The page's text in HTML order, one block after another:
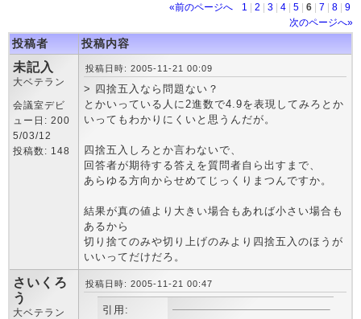
«前のページへ 1 2 3 4 5 6 7 8
9
次のページへ»
投稿者 投稿内容
未記入
大ベテラン
会議室デビ
ュー日: 200
5/03/12
投稿数: 148
投稿日時: 2005-11-21 00:09
> 四捨五入なら問題ない？
とかいっている人に2進数で4.9を表現してみろとか
いってもわかりにくいと思うんだが。
四捨五入しろとか言わないで、
回答者が期待する答えを質問者自ら出すまで、
あらゆる方向からせめてじっくりまつんですか。
結果が真の値より大きい場合もあれば小さい場合も
あるから
切り捨てのみや切り上げのみより四捨五入のほうが
いいってだけだろ。
さいくろ
う
大ベテラン
投稿日時: 2005-11-21 00:47
引用: